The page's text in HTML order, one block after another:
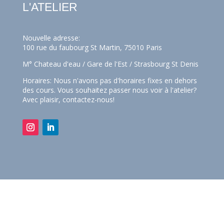
L'ATELIER
Nouvelle adresse:
100 rue du faubourg St Martin, 75010 Paris
M° Chateau d'eau / Gare de l'Est / Strasbourg St Denis
Horaires: Nous n'avons pas d'horaires fixes en dehors
des cours. Vous souhaitez passer nous voir à l'atelier?
Avec plaisir, contactez-nous!